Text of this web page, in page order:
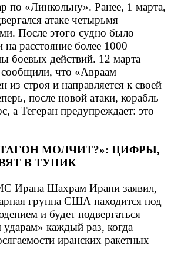
по «Линкольну». Ранее, 1 марта,
атаке четырьмя
После этого судно было
расстояние более 1000
боевых действий. 12 марта
сообщили, что «Авраам
из строя и направляется к своей
после новой атаки, корабль
а Тегеран предупреждает: это
МОЛЧИТ?»: ЦИФРЫ,
В ТУПИК
Ирана Шахрам Ирани заявил,
группа США находится под
и будет подвергаться
каждый раз, когда
иранских ракетных